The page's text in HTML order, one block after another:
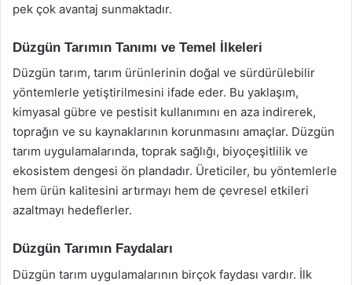
pek çok avantaj sunmaktadır.
Düzgün Tarımın Tanımı ve Temel İlkeleri
Düzgün tarım, tarım ürünlerinin doğal ve sürdürülebilir
yöntemlerle yetiştirilmesini ifade eder. Bu yaklaşım,
kimyasal gübre ve pestisit kullanımını en aza indirerek,
toprağın ve su kaynaklarının korunmasını amaçlar. Düzgün
tarım uygulamalarında, toprak sağlığı, biyoçeşitlilik ve
ekosistem dengesi ön plandadır. Üreticiler, bu yöntemlerle
hem ürün kalitesini artırmayı hem de çevresel etkileri
azaltmayı hedeflerler.
Düzgün Tarımın Faydaları
Düzgün tarım uygulamalarının birçok faydası vardır. İlk